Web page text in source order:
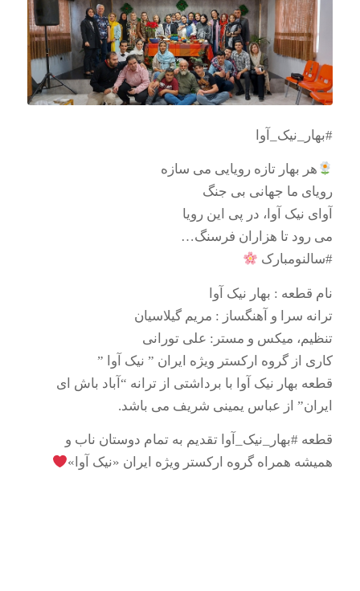
#بهار_نیک_آوا
هر بهار تازه رویایی می سازه
رویای ما جهانی بی جنگ
آوای نیک آوا، در پی این رویا
می رود تا هزاران فرسنگ…
#سالنومبارک
نام قطعه : بهار نیک آوا
ترانه سرا و آهنگساز : مریم گیلاسیان
تنظیم، میکس و مستر: علی تورانی
کاری از گروه ارکستر ویژه ایران ” نیک آوا ”
قطعه بهار نیک آوا با برداشتی از ترانه “آباد باش ای
ایران” از عباس یمینی شریف می باشد.
قطعه #بهار_نیک_آوا تقدیم به تمام دوستان ناب و
همیشه همراه گروه ارکستر ویژه ایران «نیک آوا»